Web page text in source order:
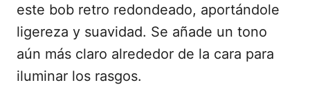
este bob retro redondeado, aportándole
ligereza y suavidad. Se añade un tono
aún más claro alrededor de la cara para
iluminar los rasgos.